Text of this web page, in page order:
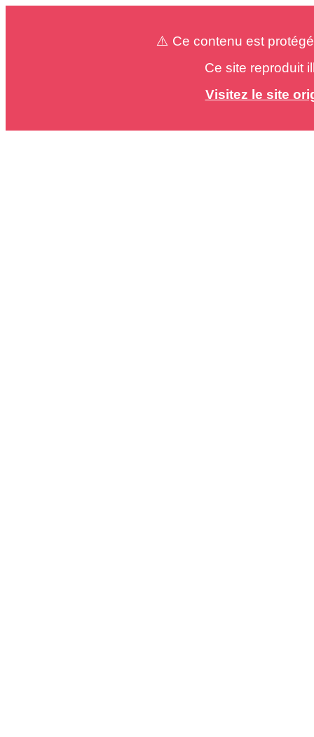
⚠️ Ce contenu est
Ce site reproduit
Visitez le site